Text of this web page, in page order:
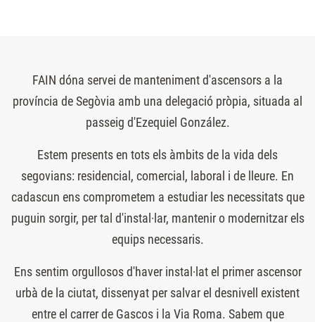
FAIN dóna servei de manteniment d'ascensors a la
província de Segòvia amb una delegació pròpia, situada al
passeig d'Ezequiel González.
Estem presents en tots els àmbits de la vida dels
segovians: residencial, comercial, laboral i de lleure. En
cadascun ens comprometem a estudiar les necessitats que
puguin sorgir, per tal d'instal·lar, mantenir o modernitzar els
equips necessaris.
Ens sentim orgullosos d'haver instal·lat el primer ascensor
urbà de la ciutat, dissenyat per salvar el desnivell existent
entre el carrer de Gascos i la Via Roma. Sabem que